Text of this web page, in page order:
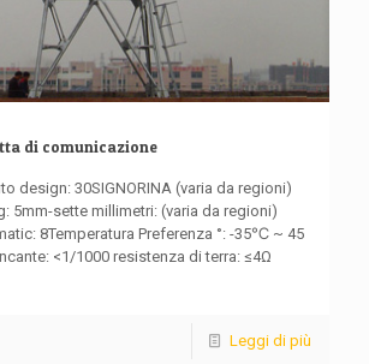
di comunicazione
design: 30SIGNORINA (varia da regioni)
5mm-sette millimetri: (varia da regioni)
8Temperatura Preferenza °: -35℃ ~ 45
<1/1000 resistenza di terra: ≤4Ω
Leggi di più